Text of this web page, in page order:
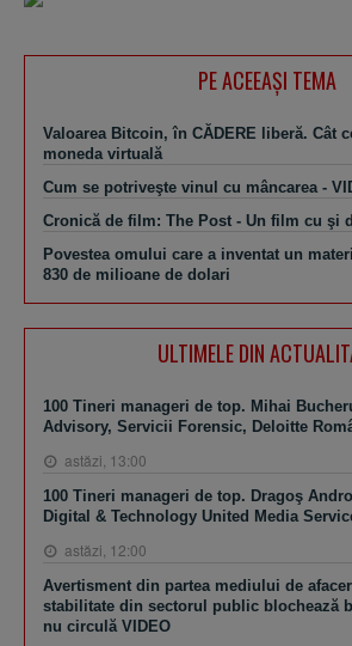
PE ACEEAŞI TEMA
Valoarea Bitcoin, în CĂDERE liberă. Cât
moneda virtuală
Cum se potriveşte vinul cu mâncarea -
Cronică de film: The Post - Un film cu şi
Povestea omului care a inventat un
830 de milioane de dolari
ULTIMELE DIN
100 Tineri manageri de top. Mihai
Advisory, Servicii Forensic, Deloitte
astăzi, 13:00
100 Tineri manageri de top. Dragoş
Digital & Technology United Media
astăzi, 12:00
Avertisment din partea mediului de
stabilitate din sectorul public blochează
nu circulă VIDEO